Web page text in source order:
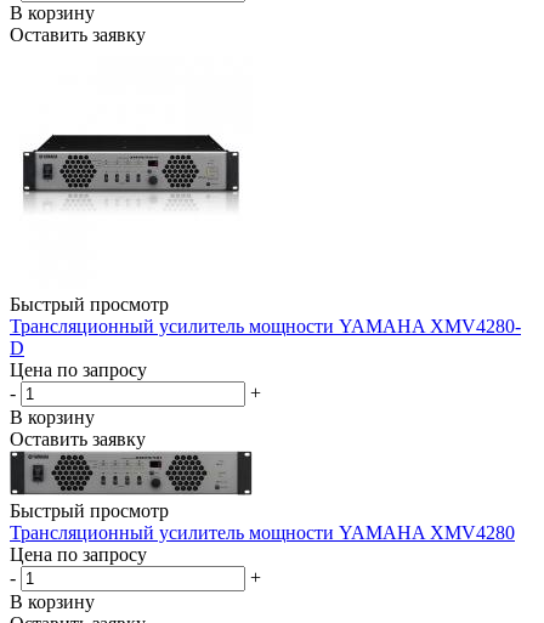
В корзину
Оставить заявку
Быстрый просмотр
Трансляционный усилитель мощности YAMAHA XMV4280-
D
Цена по запросу
-
+
В корзину
Оставить заявку
Быстрый просмотр
Трансляционный усилитель мощности YAMAHA XMV4280
Цена по запросу
-
+
В корзину